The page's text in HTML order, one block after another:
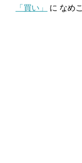
「買い」
に なめこ